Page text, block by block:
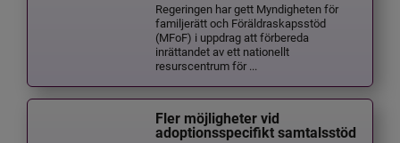
Regeringen har gett Myndigheten för
familjerätt och Föräldraskapsstöd
(MFoF) i uppdrag att förbereda
inrättandet av ett nationellt
resurscentrum för ...
Fler möjligheter vid
adoptionsspecifikt samtalsstöd